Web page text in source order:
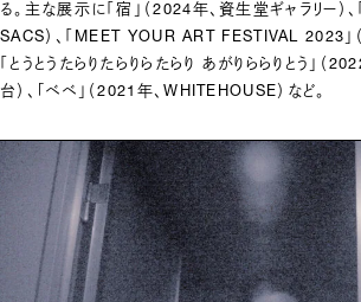
る。主な展示に「宿」（2024年、資生堂ギャラリー）、
SACS）、「MEET YOUR ART FESTIVAL 2023」（
「とうとうたらりたらりらたらり あがりららりとう」
台）、｢ベベ」（2021年、WHITEHOUSE）など。